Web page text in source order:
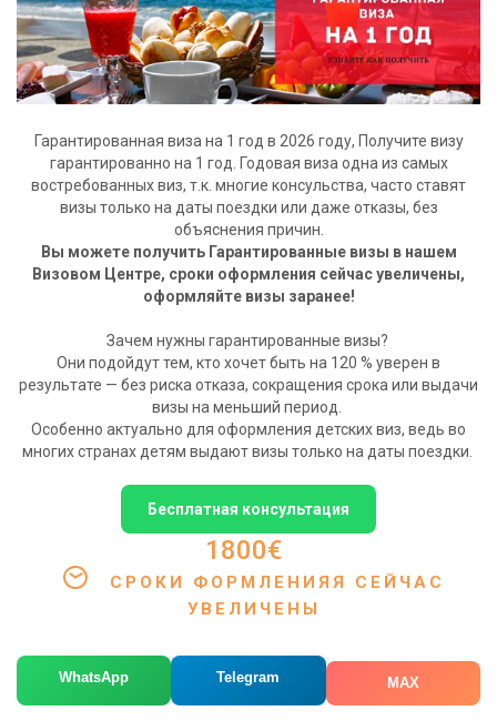
Гарантированная виза на 1 год в 2026 году, Получите визу
гарантированно на 1 год. Годовая виза одна из самых
востребованных виз, т.к. многие консульства, часто ставят
визы только на даты поездки или даже отказы, без
объяснения причин.
Вы можете получить Гарантированные визы в нашем
Визовом Центре, сроки оформления сейчас увеличены,
оформляйте визы заранее!
Зачем нужны гарантированные визы?
Они подойдут тем, кто хочет быть на 120 % уверен в
результате — без риска отказа, сокращения срока или выдачи
визы на меньший период.
Особенно актуально для оформления детских виз, ведь во
многих странах детям выдают визы только на даты поездки.
Бесплатная консультация
1800€
СРОКИ ФОРМЛЕНИЯЯ СЕЙЧАС
УВЕЛИЧЕНЫ
WhatsApp Telegram MAX